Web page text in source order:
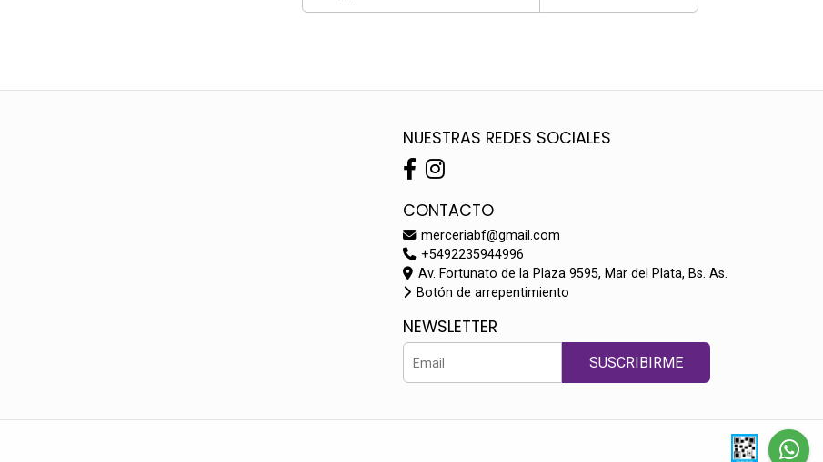
NUESTRAS REDES SOCIALES
CONTACTO
merceriabf@gmail.com
+5492235944996
Av. Fortunato de la Plaza 9595, Mar del Plata, Bs. As.
Botón de arrepentimiento
NEWSLETTER
SUSCRIBIRME